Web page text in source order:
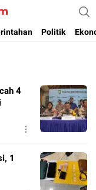
Politik
4
1